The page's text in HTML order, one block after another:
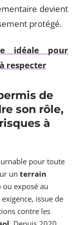
devient
protégé.
idéale pour
respecter
de
son rôle,
à
pour toute
un terrain
ou exposé au
exigence, issue de
contre les